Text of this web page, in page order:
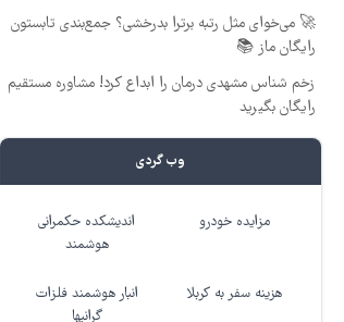
🚀 می‌خوای مثل رتبه برترا بدرخشی؟ جمع‌بندی تابستون
رایگان ماز 📚
زخم شناس مشهدی درمان را ابداع کرد! مشاوره مستقیم
رایگان بگیرید
وب گردی
مزایده خودرو
اندیشکده حکمرانی
هوشمند
هزینه سفر به کربلا
انبار هوشمند فلزات
گرانبها